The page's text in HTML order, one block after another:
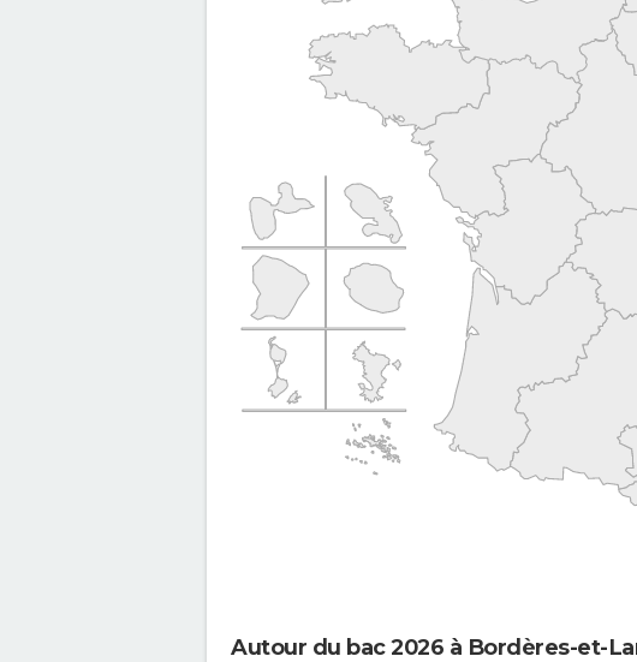
Autour du bac 2026 à Bordères-et-